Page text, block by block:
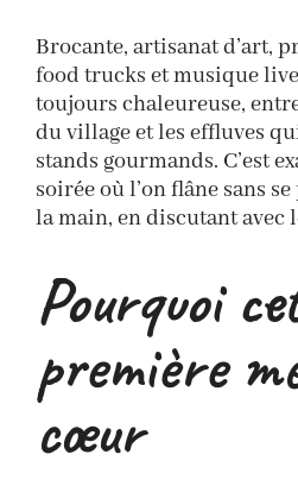
Brocante, artisanat d’art,
food trucks et musique
toujours chaleureuse,
du village et les effluves
stands gourmands. C’est
soirée où l’on flâne sans
la main, en discutant avec
Pourquoi
première
cœur